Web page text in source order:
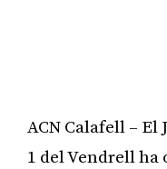
ACN Calafell –
1 del Vendrell